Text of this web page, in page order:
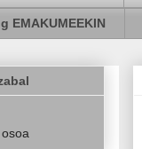
EMAKUMEEKIN